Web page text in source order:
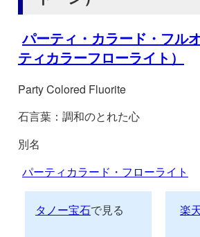
パーティ・カラード・フル
ティカラーフローライト）
Party Colored Fluorite
石言葉：調和のとれた心
別名
パーティカラード・フローライト
タノー宝石で見る 楽